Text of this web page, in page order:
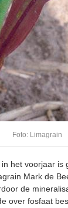
Foto: Limagrain
het voorjaar is
Mark de
de
over fosfaat